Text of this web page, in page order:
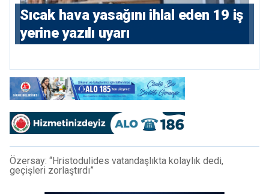
Sıcak hava yasağını ihlal eden 19 iş
yerine yazılı uyarı
Özersay: “Hristodulides vatandaşlıkta kolaylık dedi,
geçişleri zorlaştırdı”